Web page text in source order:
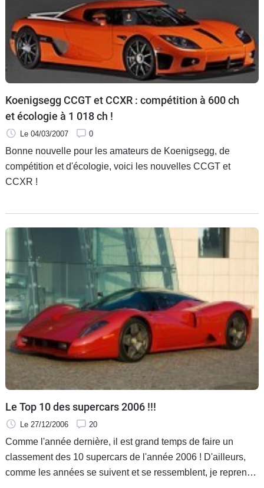
Koenigsegg CCGT et CCXR : compétition à 600 ch
et écologie à 1 018 ch !
Le 04/03/2007 0
Bonne nouvelle pour les amateurs de Koenigsegg, de
compétition et d'écologie, voici les nouvelles CCGT et
CCXR !
Le Top 10 des supercars 2006 !!!
Le 27/12/2006 20
Comme l'année dernière, il est grand temps de faire un
classement des 10 supercars de l'année 2006 ! D'ailleurs,
comme les années se suivent et se ressemblent, je reprends